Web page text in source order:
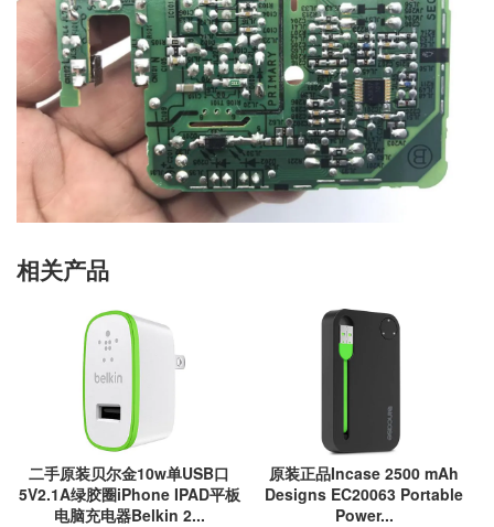
相关产品
二手原装贝尔金10w单USB口
5V2.1A绿胶圈iPhone IPAD平板
电脑充电器Belkin 2...
原装正品Incase 2500 mAh
Designs EC20063 Portable
Power...